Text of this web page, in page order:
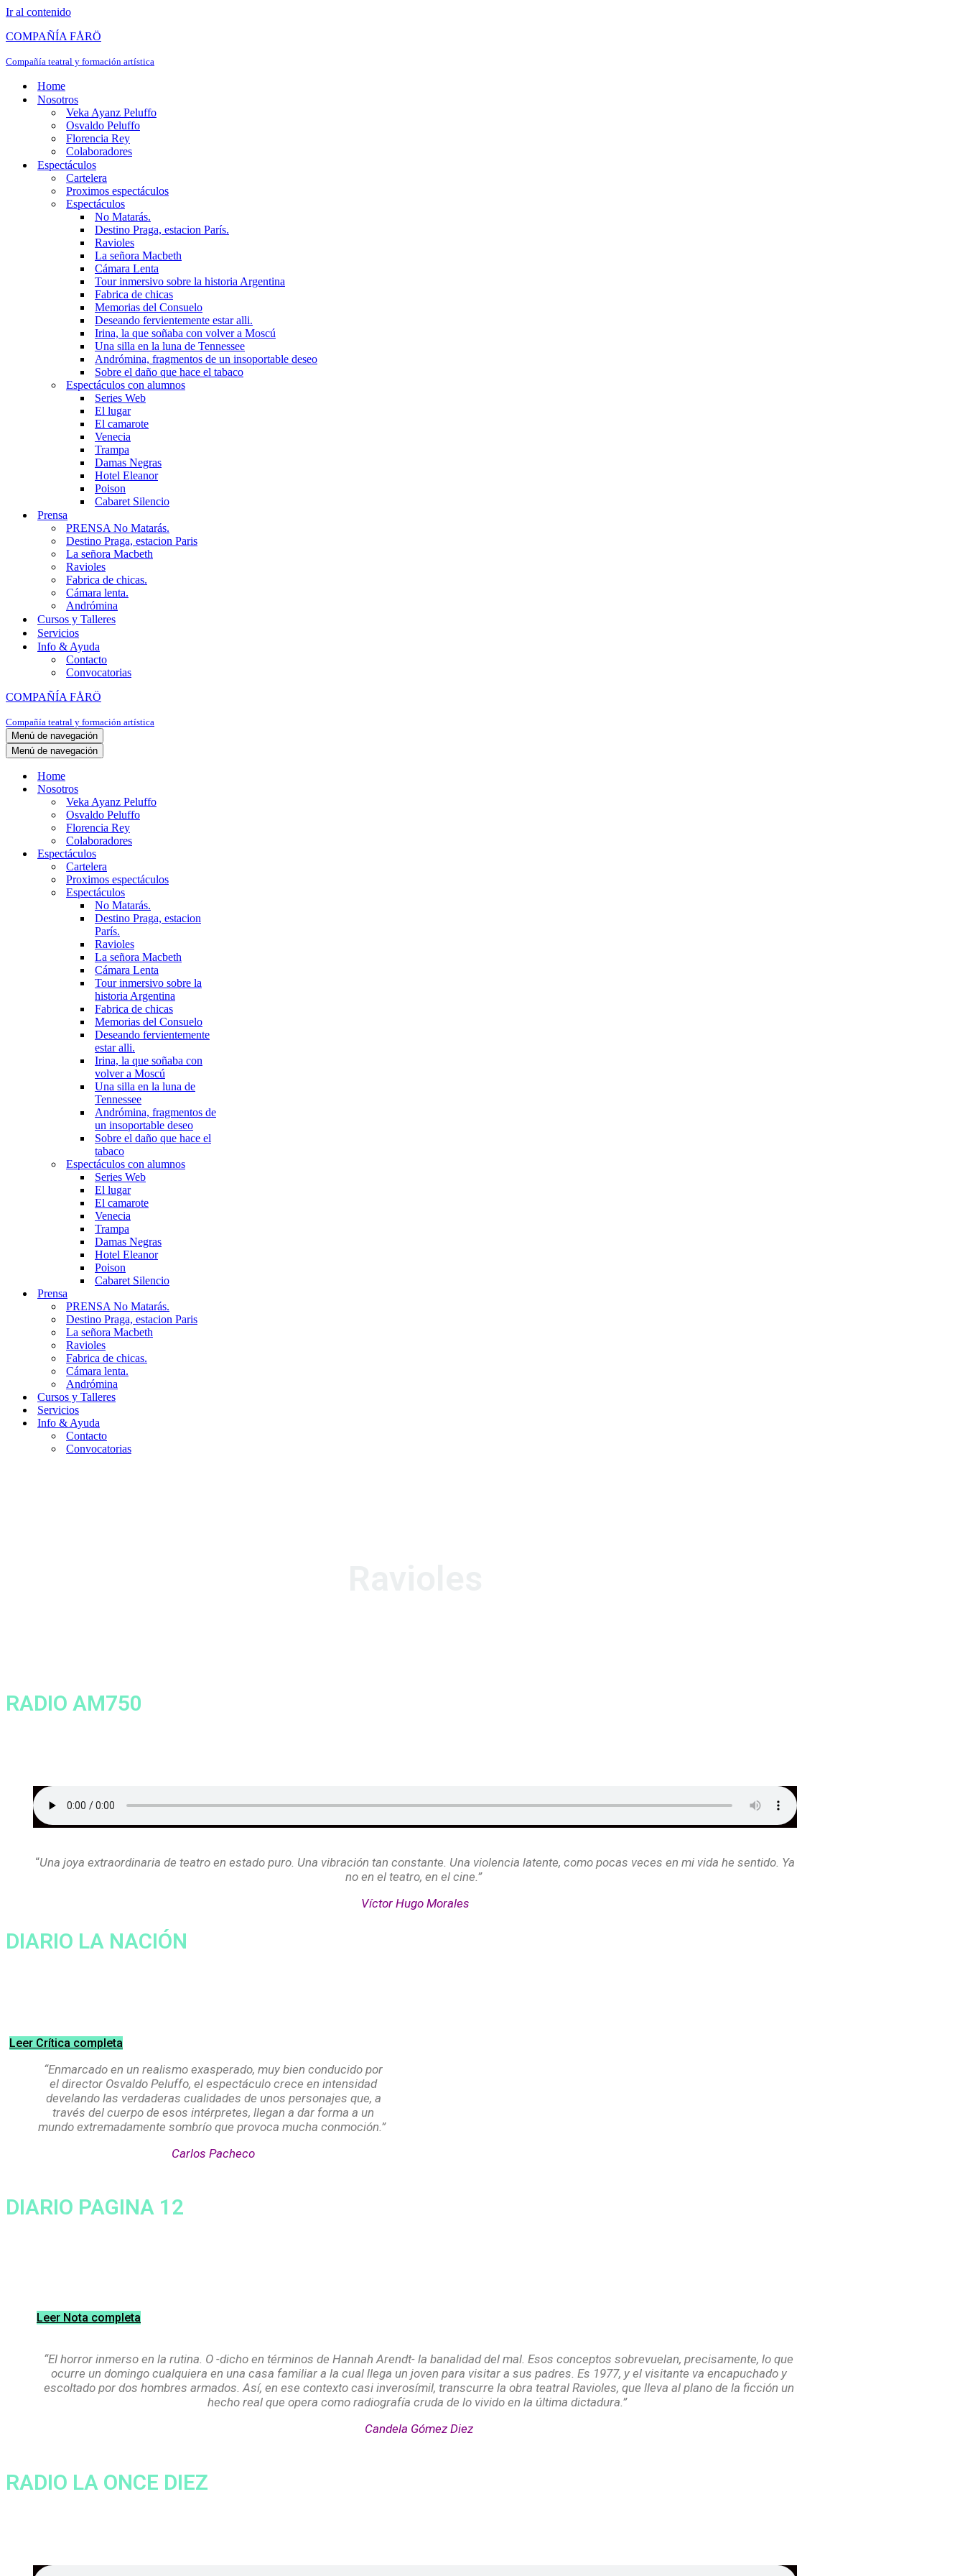
Ir al contenido
COMPAÑÍA FÅRÖ
Compañía teatral y formación artística
Home
Nosotros
Veka Ayanz Peluffo
Osvaldo Peluffo
Florencia Rey
Colaboradores
Espectáculos
Cartelera
Proximos espectáculos
Espectáculos
No Matarás.
Destino Praga, estacion París.
Ravioles
La señora Macbeth
Cámara Lenta
Tour inmersivo sobre la historia Argentina
Fabrica de chicas
Memorias del Consuelo
Deseando fervientemente estar alli.
Irina, la que soñaba con volver a Moscú
Una silla en la luna de Tennessee
Andrómina, fragmentos de un insoportable deseo
Sobre el daño que hace el tabaco
Espectáculos con alumnos
Series Web
El lugar
El camarote
Venecia
Trampa
Damas Negras
Hotel Eleanor
Poison
Cabaret Silencio
Prensa
PRENSA No Matarás.
Destino Praga, estacion Paris
La señora Macbeth
Ravioles
Fabrica de chicas.
Cámara lenta.
Andrómina
Cursos y Talleres
Servicios
Info & Ayuda
Contacto
Convocatorias
COMPAÑÍA FÅRÖ
Compañía teatral y formación artística
Menú de navegación
Menú de navegación
Home
Nosotros
Veka Ayanz Peluffo
Osvaldo Peluffo
Florencia Rey
Colaboradores
Espectáculos
Cartelera
Proximos espectáculos
Espectáculos
No Matarás.
Destino Praga, estacion
París.
Ravioles
La señora Macbeth
Cámara Lenta
Tour inmersivo sobre la
historia Argentina
Fabrica de chicas
Memorias del Consuelo
Deseando fervientemente
estar alli.
Irina, la que soñaba con
volver a Moscú
Una silla en la luna de
Tennessee
Andrómina, fragmentos de
un insoportable deseo
Sobre el daño que hace el
tabaco
Espectáculos con alumnos
Series Web
El lugar
El camarote
Venecia
Trampa
Damas Negras
Hotel Eleanor
Poison
Cabaret Silencio
Prensa
PRENSA No Matarás.
Destino Praga, estacion Paris
La señora Macbeth
Ravioles
Fabrica de chicas.
Cámara lenta.
Andrómina
Cursos y Talleres
Servicios
Info & Ayuda
Contacto
Convocatorias
RADIO AM750
“Una joya extraordinaria de teatro en estado puro. Una vibración tan constante. Una violencia latente, como pocas veces en mi vida he sentido. Ya
no en el teatro, en el cine.”
Víctor Hugo Morales
DIARIO LA NACIÓN
Leer Crítica completa
“Enmarcado en un realismo exasperado, muy bien conducido por
el director Osvaldo Peluffo, el espectáculo crece en intensidad
develando las verdaderas cualidades de unos personajes que, a
través del cuerpo de esos intérpretes, llegan a dar forma a un
mundo extremadamente sombrío que provoca mucha conmoción.”
Carlos Pacheco
DIARIO PAGINA 12
Leer Nota completa
“El horror inmerso en la rutina. O -dicho en términos de Hannah Arendt- la banalidad del mal. Esos conceptos sobrevuelan, precisamente, lo que
ocurre un domingo cualquiera en una casa familiar a la cual llega un joven para visitar a sus padres. Es 1977, y el visitante va encapuchado y
escoltado por dos hombres armados. Así, en ese contexto casi inverosímil, transcurre la obra teatral Ravioles, que lleva al plano de la ficción un
hecho real que opera como radiografía cruda de lo vivido en la última dictadura.”
Candela Gómez Diez
RADIO LA ONCE DIEZ